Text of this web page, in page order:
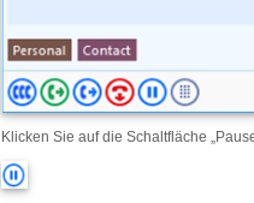
Klicken Sie auf die Schaltfläche